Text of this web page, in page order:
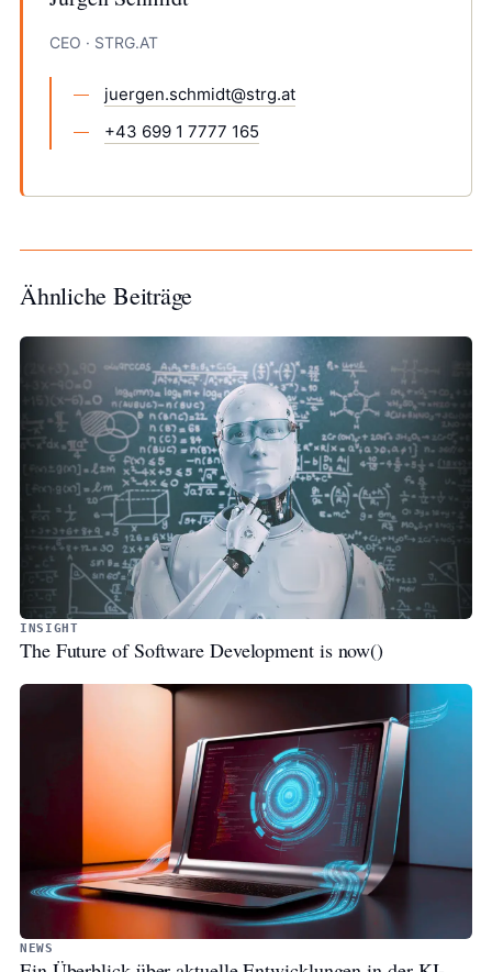
CEO · STRG.AT
juergen.schmidt@strg.at
+43 699 1 7777 165
Ähnliche Beiträge
INSIGHT
The Future of Software Development is now()
NEWS